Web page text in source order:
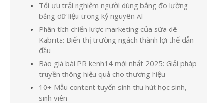
Tối ưu trải nghiệm người dùng bằng đo lường
bằng dữ liệu trong kỷ nguyên AI
Phân tích chiến lược marketing của sữa dê
Kabrita: Biến thị trường ngách thành lợi thế dẫn
đầu
Báo giá bài PR kenh14 mới nhất 2025: Giải pháp
truyền thông hiệu quả cho thương hiệu
10+ Mẫu content tuyển sinh thu hút học sinh,
sinh viên